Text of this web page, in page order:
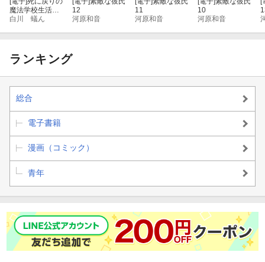
魔法学校生活
を、元恋人とプ
白川 蟻ん
12
河原和音
11
河原和音
10
河原和音
ランキング
総合
電子書籍
漫画（コミック）
青年